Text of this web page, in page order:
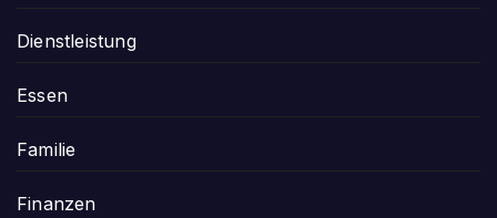
Dienstleistung
Essen
Familie
Finanzen